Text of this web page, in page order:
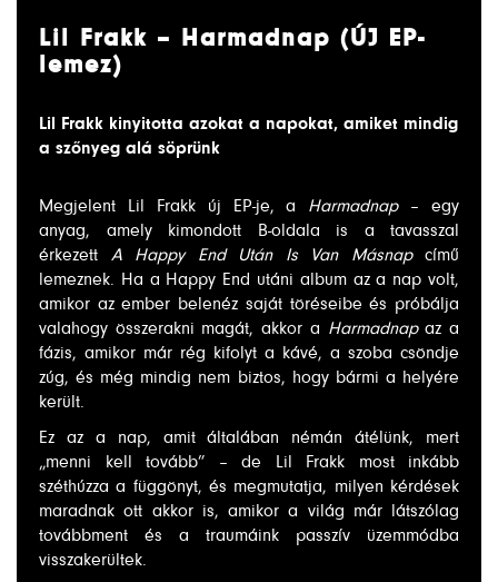
Lil Frakk – Harmadnap (ÚJ EP-
lemez)
Lil Frakk kinyitotta azokat a napokat, amiket mindig
a szőnyeg alá söprünk
Megjelent Lil Frakk új EP-je, a Harmadnap– egy
anyag, amely kimondott B-oldala is a tavasszal
érkezett A Happy End Után Is Van Másnapcímű
lemeznek. Ha a Happy End utáni album az a nap volt,
amikor az ember belenéz saját töréseibe és próbálja
valahogy összerakni magát, akkor a Harmadnapaz a
fázis, amikor már rég kifolyt a kávé, a szoba csöndje
zúg, és még mindig nem biztos, hogy bármi a helyére
került.
Ez az a nap, amit általában némán átélünk, mert
„menni kell tovább” – de Lil Frakk most inkább
széthúzza a függönyt, és megmutatja, milyen kérdések
maradnak ott akkor is, amikor a világ már látszólag
továbbment és a traumáink passzív üzemmódba
visszakerültek.